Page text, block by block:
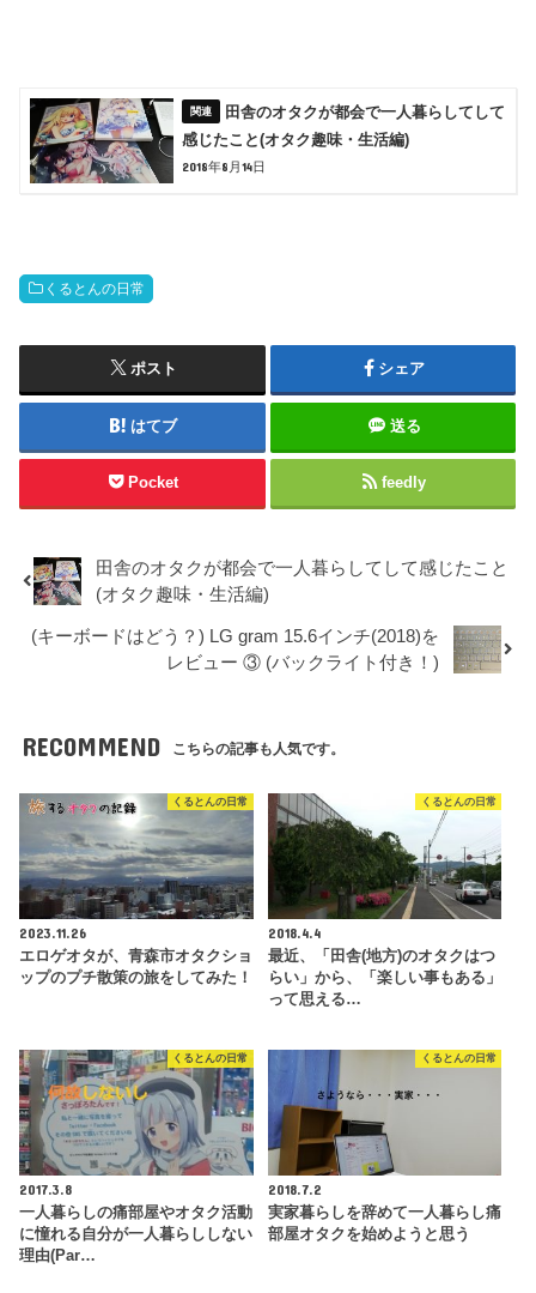
田舎のオタクが都会で一人暮らしてして
感じたこと(オタク趣味・生活編)
2018年8月14日
くるとんの日常
ポスト シェア
はてブ 送る
Pocket feedly
田舎のオタクが都会で一人暮らしてして感じたこと
(オタク趣味・生活編)
(キーボードはどう？) LG gram 15.6インチ(2018)を
レビュー ③ (バックライト付き！)
RECOMMEND こちらの記事も人気です。
くるとんの日常
2023.11.26
エロゲオタが、青森市オタクショ
ップのプチ散策の旅をしてみた！
くるとんの日常
2018.4.4
最近、「田舎(地方)のオタクはつ
らい」から、「楽しい事もある」
って思える…
くるとんの日常
2017.3.8
一人暮らしの痛部屋やオタク活動
に憧れる自分が一人暮らししない
理由(Par…
くるとんの日常
2018.7.2
実家暮らしを辞めて一人暮らし痛
部屋オタクを始めようと思う